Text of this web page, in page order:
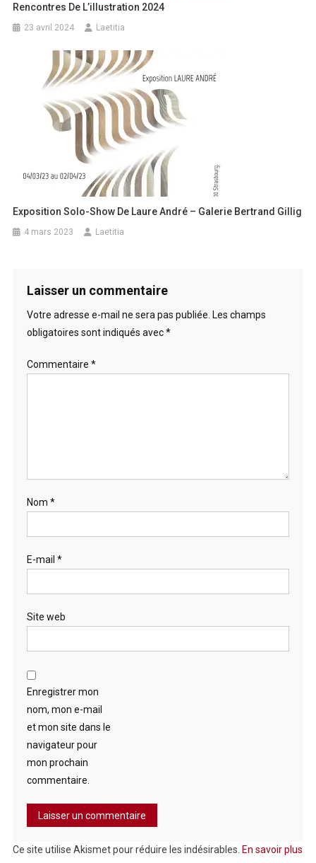
Rencontres De L’illustration 2024
23 avril 2024 Laetitia
Exposition Solo-Show De Laure André – Galerie Bertrand Gillig
4 mars 2023 Laetitia
Laisser un commentaire
Votre adresse e-mail ne sera pas publiée. Les champs
obligatoires sont indiqués avec*
Commentaire *
Nom *
E-mail *
Site web
Enregistrer mon
nom, mon e-mail
et mon site dans le
navigateur pour
mon prochain
commentaire.
Ce site utilise Akismet pour réduire les indésirables. En savoir plus